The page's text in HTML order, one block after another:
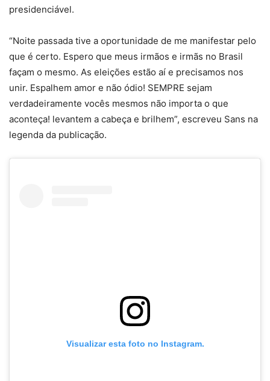
presidenciável.
“Noite passada tive a oportunidade de me manifestar pelo
que é certo. Espero que meus irmãos e irmãs no Brasil
façam o mesmo. As eleições estão aí e precisamos nos
unir. Espalhem amor e não ódio! SEMPRE sejam
verdadeiramente vocês mesmos não importa o que
aconteça! levantem a cabeça e brilhem”, escreveu Sans na
legenda da publicação.
Visualizar esta foto no Instagram.